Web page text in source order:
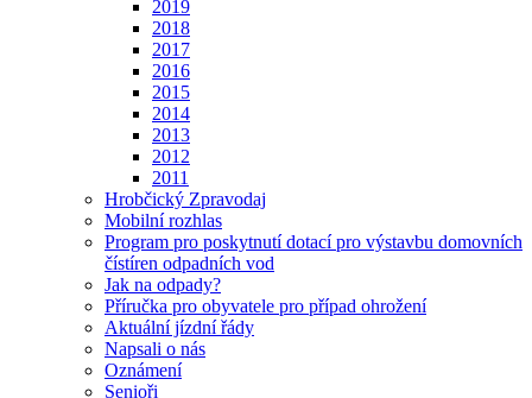
2019
2018
2017
2016
2015
2014
2013
2012
2011
Hrobčický Zpravodaj
Mobilní rozhlas
Program pro poskytnutí dotací pro výstavbu domovních
čístíren odpadních vod
Jak na odpady?
Příručka pro obyvatele pro případ ohrožení
Aktuální jízdní řády
Napsali o nás
Oznámení
Senioři